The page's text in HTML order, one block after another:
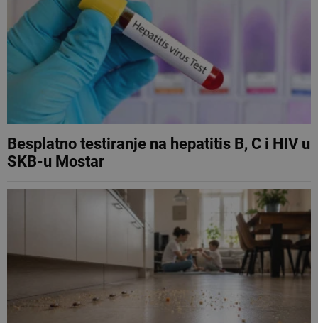
Besplatno testiranje na hepatitis B, C i HIV u
SKB-u Mostar